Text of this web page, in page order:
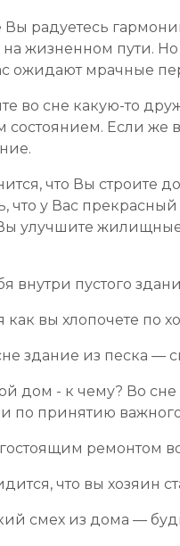
Вы радуетесь
на жизненном пути.
ожидают мрачные
во сне какую-то
состоянием. Если же
что Вы строите
что у Вас
улучшите
внутри пустого
как вы хлопочете по
здание из песка —
дом - к чему? Во
по принятию
ремонтом
что вы хозяин
смех из дома —